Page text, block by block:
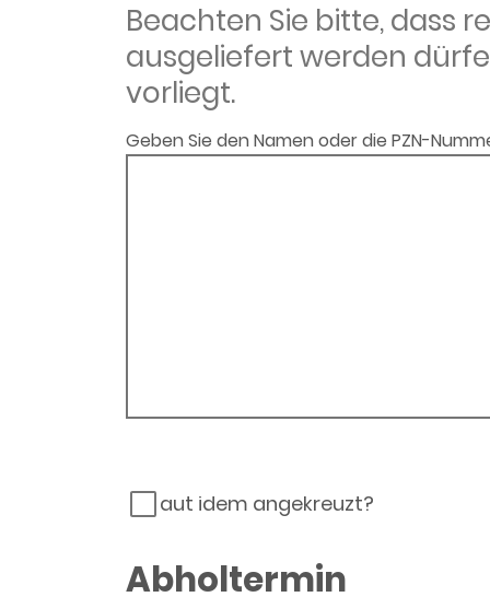
Beachten Sie bitte, dass
ausgeliefert werden
vorliegt.
Geben Sie den Namen oder die PZN-
aut idem angekreuzt?
Abholtermin